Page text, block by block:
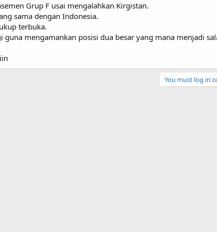
Grup F usai mengalahkan Kirgistan.
sama dengan Indonesia.
terbuka.
mengamankan posisi dua besar yang mana menjadi
You must log in